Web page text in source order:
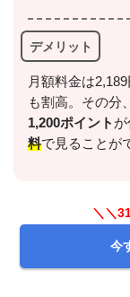
デメリット
月額料金は
も割高。その分、
1,200ポイント が
料で見ることが
＼＼
今